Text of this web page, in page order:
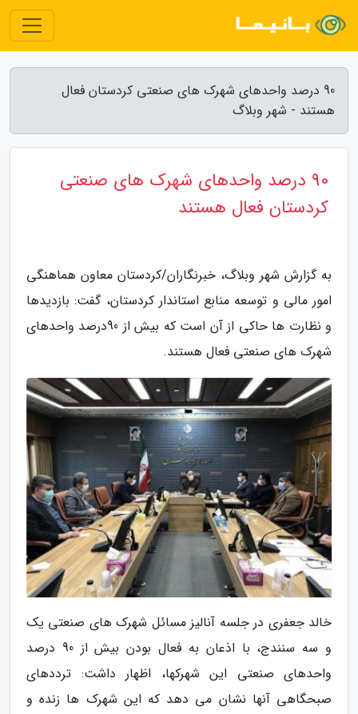
90 درصد واحدهای شهرک های صنعتی کردستان فعال
هستند - شهر وبلاگ
90 درصد واحدهای شهرک های صنعتی
کردستان فعال هستند
به گزارش شهر وبلاگ، خبرنگاران/کردستان معاون هماهنگی
امور مالی و توسعه منابع استاندار کردستان، گفت: بازدیدها
و نظارت ها حاکی از آن است که بیش از 90درصد واحدهای
شهرک های صنعتی فعال هستند.
خالد جعفری در جلسه آنالیز مسائل شهرک های صنعتی یک
و سه سنندج، با اذعان به فعال بودن بیش از 90 درصد
واحدهای صنعتی این شهرکها، اظهار داشت: ترددهای
صبحگاهی آنها نشان می دهد که این شهرک ها زنده و